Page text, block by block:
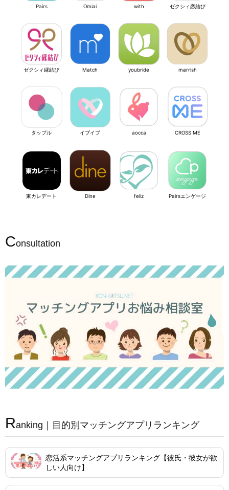
Pairs Omiai with ゼクシィ恋結び
ゼクシィ縁結び Match youbride marrish
タップル イブイブ aocca CROSS ME
東カレデート Dine feliz Pairsエンゲージ
Consultation
Ranking｜目的別マッチングアプリランキング
恋活系マッチングアプリランキング【彼氏・彼女が欲
しい人向け】